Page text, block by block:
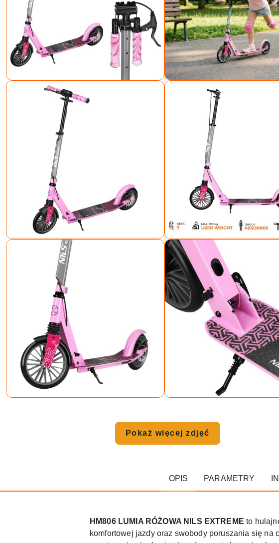
Pokaż więcej zdjęć
OPIS PARAMETRY
HM806 LUMIA RÓŻOWA NILS EXTREME to
komfortowej jazdy oraz swobody poruszania się na